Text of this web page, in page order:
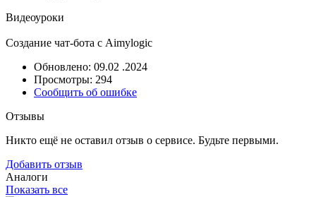
Видеоуроки
Cоздание чат-бота с Aimylogic
Обновлено: 09.02 .2024
Просмотры: 294
Сообщить об ошибке
Отзывы
Никто ещё не оставил отзыв о сервисе. Будьте первыми.
Добавить отзыв
Аналоги
Показать все